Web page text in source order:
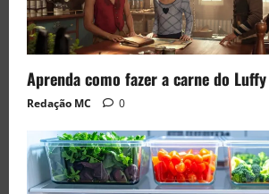
Aprenda como fazer a carne do
Redação MC 0